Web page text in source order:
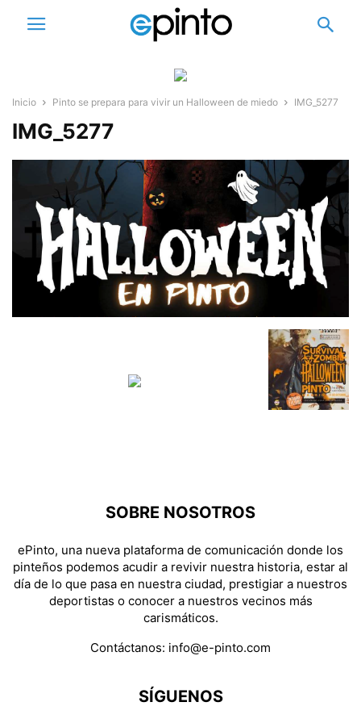
Inicio Pinto se prepara para vivir un Halloween de miedo IMG_5277
IMG_5277
SOBRE NOSOTROS
ePinto, una nueva plataforma de comunicación donde los
pinteños podemos acudir a revivir nuestra historia, estar al
día de lo que pasa en nuestra ciudad, prestigiar a nuestros
deportistas o conocer a nuestros vecinos más
carismáticos.
Contáctanos: info@e-pinto.com
SÍGUENOS